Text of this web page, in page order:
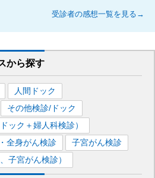
受診者の感想一覧を見る→
から探す
人間ドック
その他検診/ドック
ック＋婦人科検診）
全身がん検診
子宮がん検診
子宮がん検診）